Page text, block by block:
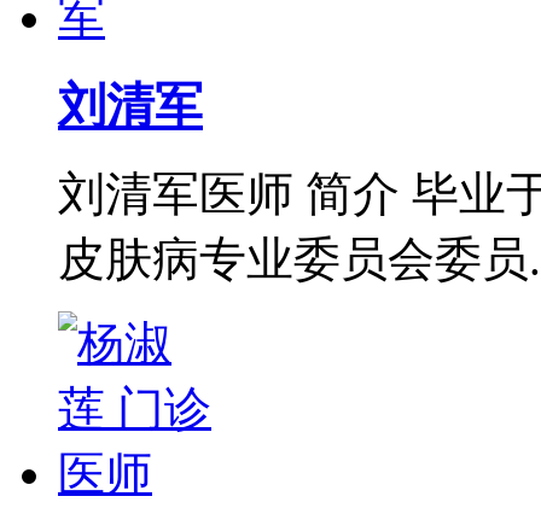
刘清军
刘清军医师 简介 毕业
皮肤病专业委员会委员